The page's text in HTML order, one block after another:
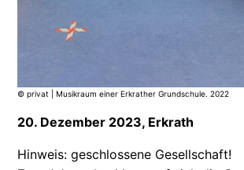
© privat | Musikraum einer Erkrather Grundschule. 2022
20. Dezember 2023, Erkrath
Hinweis: geschlossene Gesellschaft!